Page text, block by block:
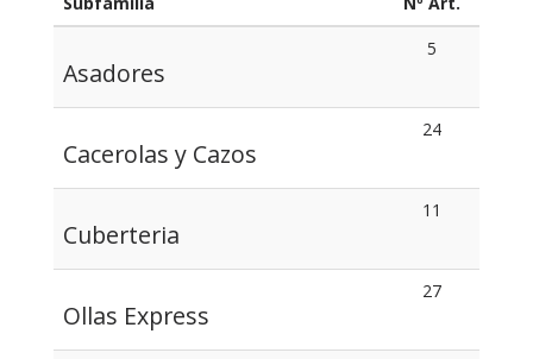
Asadores
5
Cacerolas y Cazos
24
Cuberteria
11
Ollas Express
27